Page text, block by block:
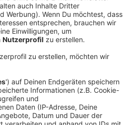
die Situation wieder
der Rheinbahn.
31.08.2021 05:57
viele Schüler
die Bahnen auf diesen Linien
geht jetzt nicht mehr, weil zu